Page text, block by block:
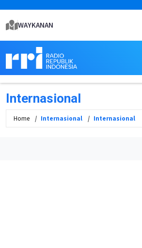
WAYKANAN
Internasional
Home Internasional Internasional